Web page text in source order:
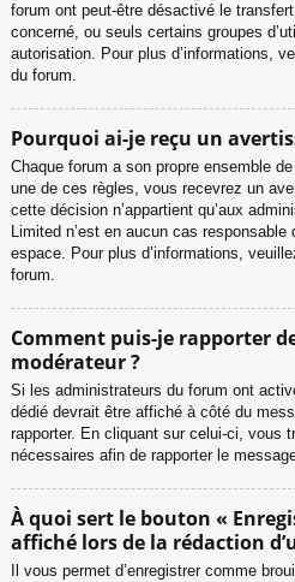
forum ont peut-être désactivé le
concerné, ou seuls certains groupes
autorisation. Pour plus d’informations,
du forum.
Pourquoi ai-je reçu un
Chaque forum a son propre ensemble
une de ces règles, vous recevrez un
cette décision n’appartient qu’aux
Limited n’est en aucun cas
espace. Pour plus d’informations,
forum.
Comment puis-je rapporter
modérateur ?
Si les administrateurs du forum ont
dédié devrait être affiché à côté du
rapporter. En cliquant sur celui-ci, vous
nécessaires afin de rapporter le
À quoi sert le bouton «
affiché lors de la rédaction
Il vous permet d’enregistrer comme